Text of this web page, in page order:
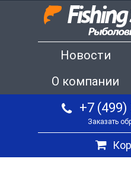
Новости
О компании
+7 (499)
Заказать